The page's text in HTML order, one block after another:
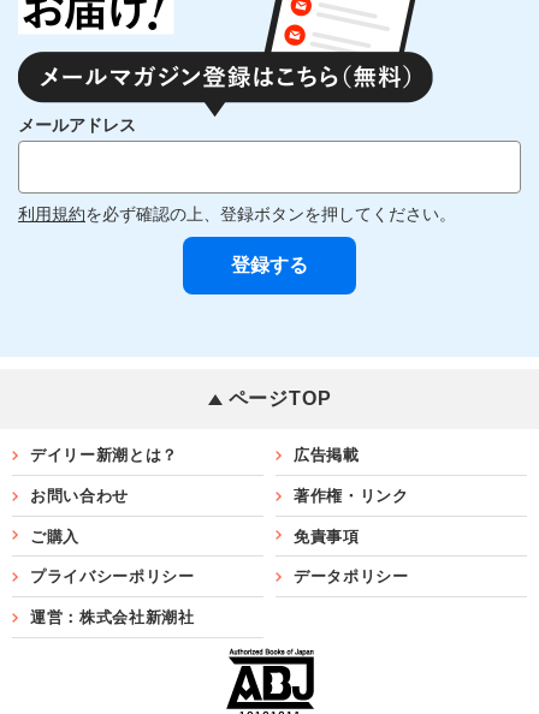
メールアドレス
利用規約を必ず確認の上、登録ボタンを押してください。
ページTOP
デイリー新潮とは？ 広告掲載
お問い合わせ 著作権・リンク
ご購入 免責事項
プライバシーポリシー データポリシー
運営：株式会社新潮社